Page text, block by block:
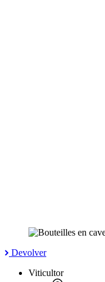
Devolver
Viticultor